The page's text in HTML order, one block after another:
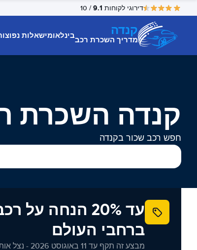
דירוגי לקוחות 9.1
/ 10
קנדה
מדריך השכרת רכבבינלאומישאלות
קנדה השכרת
חפש רכב שכור בקנדה
עד 20% הנחה
ברחבי העולם
מבצע זה תקף עד 11 באוגוסט 2026 - נצל אותו עוד היום!